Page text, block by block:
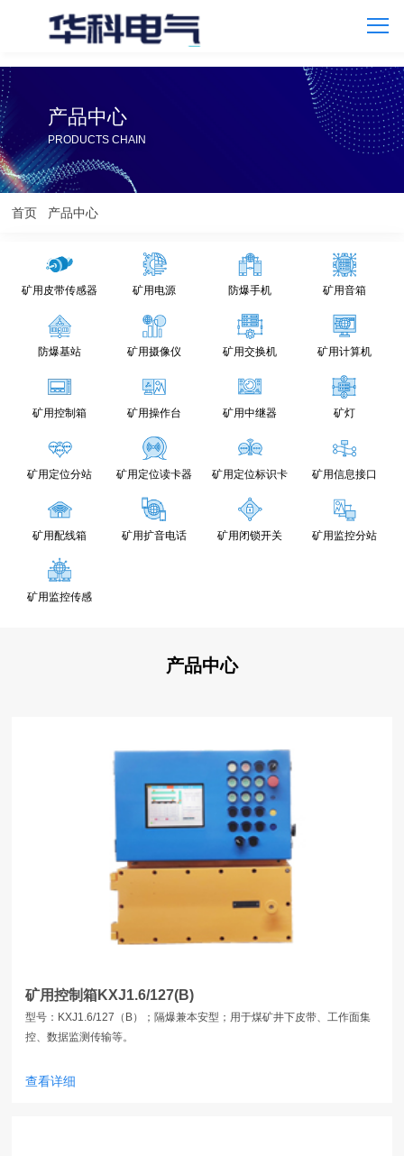
产品中心
PRODUCTS CHAIN
首页 产品中心
矿用皮带传感器 矿用电源 防爆手机 矿用音箱
防爆基站 矿用摄像仪 矿用交换机 矿用计算机
矿用控制箱 矿用操作台 矿用中继器 矿灯
矿用定位分站 矿用定位读卡器 矿用定位标识卡 矿用信息接口
矿用配线箱 矿用扩音电话 矿用闭锁开关 矿用监控分站
矿用监控传感
产品中心
矿用控制箱KXJ1.6/127(B)
型号：​KXJ1.6/127（B）；隔爆兼本安型；用于煤矿井下皮带、工作面集
控、数据监测传输等。
查看详细